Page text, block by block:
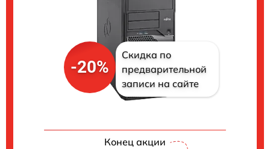
-20%
Скидка по
предварительной
записи на сайте
Конец акции